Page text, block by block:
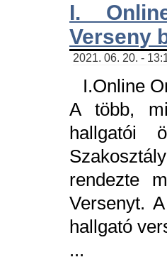
I.
Verseny
2021. 06. 20. -
I.Online
A több,
hallgatói
rendezte
Versenyt.
hallgató
...